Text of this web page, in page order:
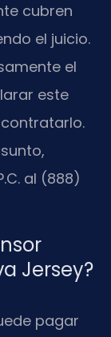
cubren
el juicio.
el
este
al (888)
Jersey?
pagar